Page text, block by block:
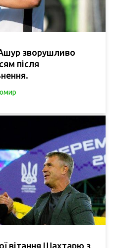
зворушливо
після
вітання Шахтарю з